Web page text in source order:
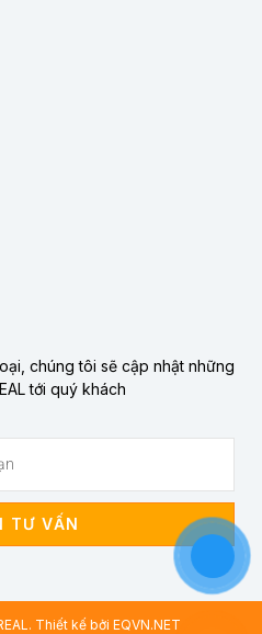
chúng tôi sẽ cập nhật những
tới quý khách
TƯ VẤN
Thiết kế bởi EQVN.NET